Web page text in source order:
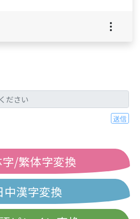
送信
/繁体字変換
中漢字変換